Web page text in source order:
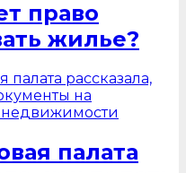
право
жилье?
палата